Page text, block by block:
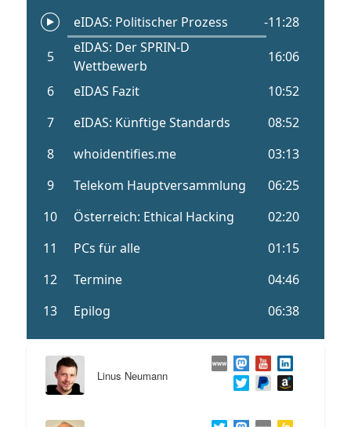
Linus Neumann